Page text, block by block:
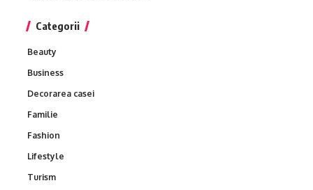
Categorii
Beauty
Business
Decorarea casei
Familie
Fashion
Lifestyle
Turism